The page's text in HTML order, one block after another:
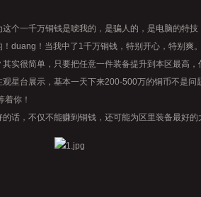
一千万铜钱是唬我的，是骗人的，是电脑的特技
！当我中了1千万铜钱，特别开心，特别爽。
很简单，只要把任意一件装备提升到本区最高，
星台展示，基本一天下来200-500万的铜币不是
你！
，不仅不能赚到铜钱，还可能为区里装备最好的